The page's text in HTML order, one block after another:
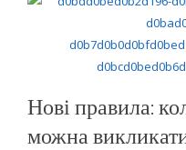
Нові правила:
можна